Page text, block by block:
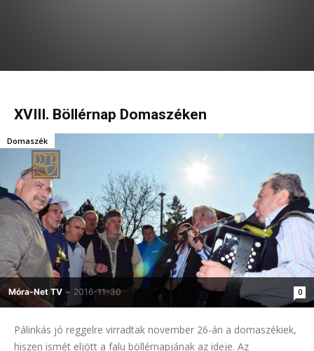
XVIII. Böllérnap Domaszéken
Móra-Net TV - 2016-11-30 0
Domaszék
Pálinkás jó reggelre virradtak november 26-án a domaszékiek,
hiszen ismét eljött a falu böllérnapjának az ideje. Az